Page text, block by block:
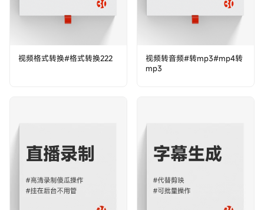
视频格式转换#格式转换222
视频转音频#转mp3#mp4转
mp3